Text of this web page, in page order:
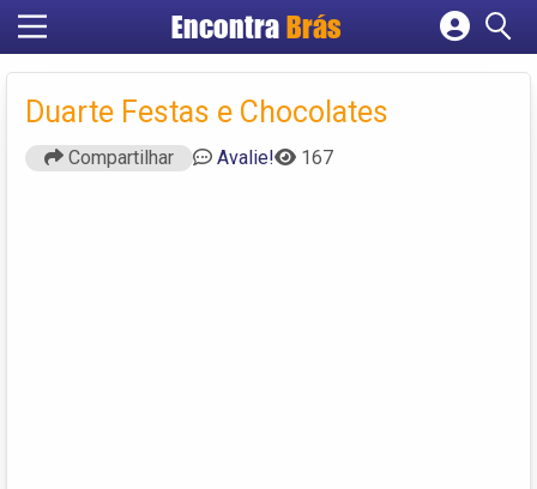
Encontra Brás
Cadastrar empresa
Criar conta
Duarte Festas e Chocolates
Compartilhar Avalie! 167